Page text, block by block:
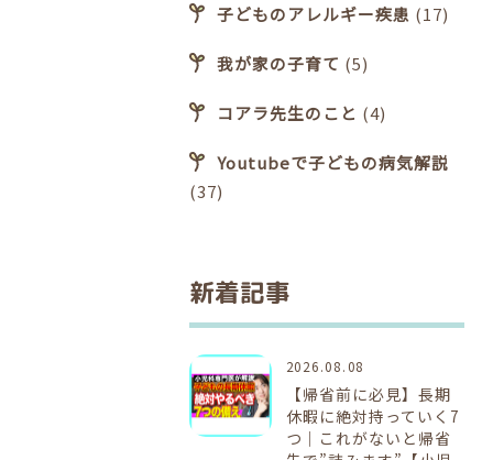
子どものアレルギー疾患 (17)
我が家の子育て (5)
コアラ先生のこと (4)
Youtubeで子どもの病気解説
(37)
新着記事
2026.08.08
【帰省前に必見】長期
休暇に絶対持っていく7
つ｜これがないと帰省